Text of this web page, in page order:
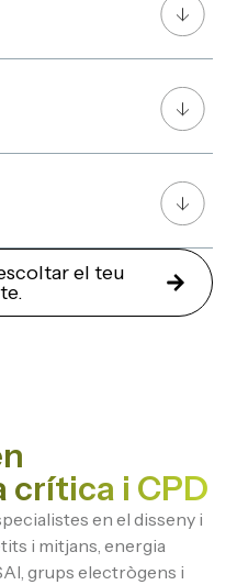
el teu
i CPD
en el disseny i
i mitjans, energia
grups electrògens i